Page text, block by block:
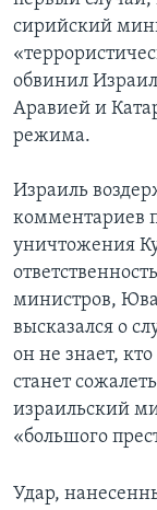
сирийский
обвинил
Аравией и
режима.
Израиль
комментариев
уничтожения
министров,
высказался о
он не знает,
станет
израильский
«большого
Удар,